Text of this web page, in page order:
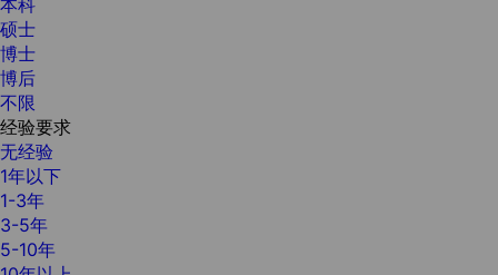
硕士
博士
博后
不限
经验要求
无经验
1年以下
1-3年
3-5年
5-10年